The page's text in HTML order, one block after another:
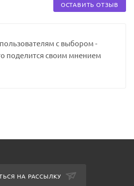
ОСТАВИТЬ ОТЗЫВ
с выбором -
поделится своим мнением
НА РАССЫЛКУ